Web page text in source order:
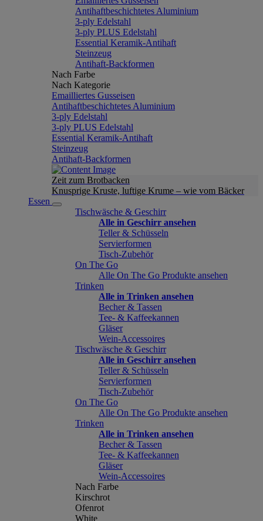
Antihaftbeschichtetes Aluminium
3-ply Edelstahl
3-ply PLUS Edelstahl
Essential Keramik-Antihaft
Steinzeug
Antihaft-Backformen
Nach Farbe
Nach Kategorie
Emailliertes Gusseisen
Antihaftbeschichtetes Aluminium
3-ply Edelstahl
3-ply PLUS Edelstahl
Essential Keramik-Antihaft
Steinzeug
Antihaft-Backformen
Zeit zum Brotbacken
Knusprige Kruste, luftige Krume – wie vom Bäcker
Essen
Tischwäsche & Geschirr
Alle in Geschirr ansehen
Teller & Schüsseln
Servierformen
Tisch-Zubehör
On The Go
Alle On The Go Produkte ansehen
Trinken
Alle in Trinken ansehen
Becher & Tassen
Tee- & Kaffeekannen
Gläser
Wein-Accessoires
Tischwäsche & Geschirr
Alle in Geschirr ansehen
Teller & Schüsseln
Servierformen
Tisch-Zubehör
On The Go
Alle On The Go Produkte ansehen
Trinken
Alle in Trinken ansehen
Becher & Tassen
Tee- & Kaffeekannen
Gläser
Wein-Accessoires
Nach Farbe
Kirschrot
Ofenrot
White